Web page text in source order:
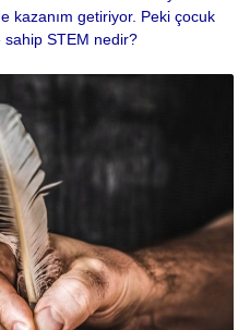
kazanım getiriyor. Peki çocuk
sahip STEM nedir?